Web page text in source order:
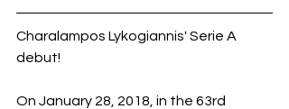
Charalampos Lykogiannis' Serie A
debut!
On January 28, 2018, in the 63rd